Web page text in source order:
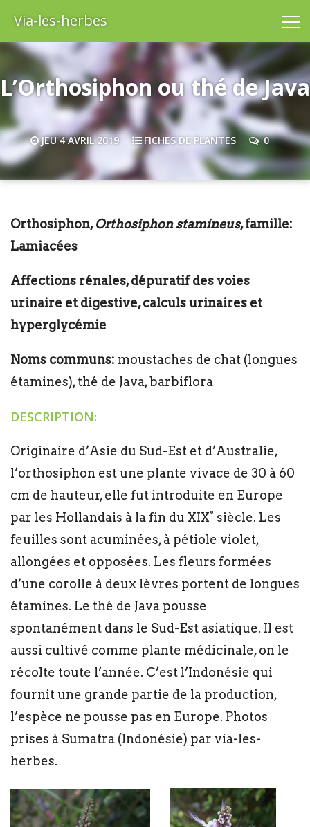
Via-les-herbes
L’Orthosiphon ou thé de Java
JEU 4 AVRIL 2019 FICHES DE PLANTES 0
Orthosiphon,Orthosiphon stamineus, famille:
Lamiacées
Affections rénales, dépuratif des voies
urinaire et digestive, calculs urinaires et
hyperglycémie
Noms communs: moustaches de chat (longues
étamines), thé de Java, barbiflora
DESCRIPTION:
Originaire d’Asie du Sud-Est et d’Australie,
l’orthosiphon est une plante vivace de 30 à 60
cm de hauteur, elle fut introduite en Europe
par les Hollandais à la fin du XIX° siècle. Les
feuilles sont acuminées, à pétiole violet,
allongées et opposées. Les fleurs formées
d’une corolle à deux lèvres portent de longues
étamines. Le thé de Java pousse
spontanément dans le Sud-Est asiatique. Il est
aussi cultivé comme plante médicinale, on le
récolte toute l’année. C’est l’Indonésie qui
fournit une grande partie de la production,
l’espèce ne pousse pas en Europe. Photos
prises à Sumatra (Indonésie) par via-les-
herbes.